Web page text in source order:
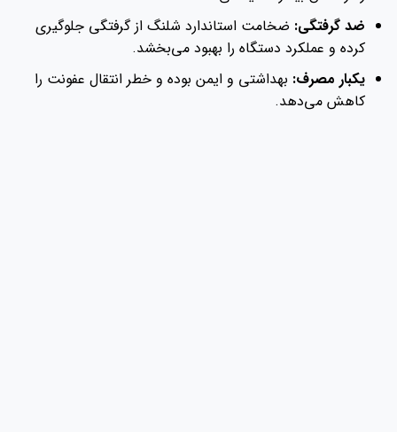
ضد گرفتگی: ضخامت استاندارد شلنگ از گرفتگی جلوگیری
کرده و عملکرد دستگاه را بهبود می‌بخشد.
یکبار مصرف: بهداشتی و ایمن بوده و خطر انتقال عفونت را
کاهش می‌دهد.